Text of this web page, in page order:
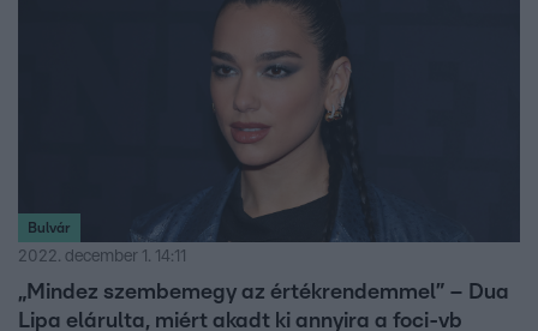
Bulvár
2022. december 1. 14:11
„Mindez szembemegy az értékrendemmel” – Dua
Lipa elárulta, miért akadt ki annyira a foci-vb